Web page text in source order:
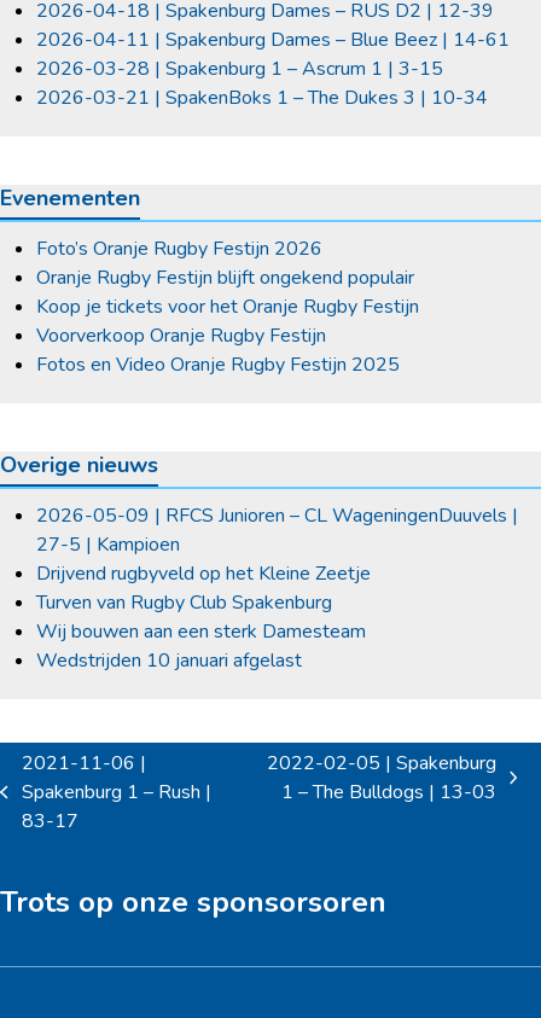
2026-04-18 | Spakenburg Dames – RUS D2 | 12-39
2026-04-11 | Spakenburg Dames – Blue Beez | 14-61
2026-03-28 | Spakenburg 1 – Ascrum 1 | 3-15
2026-03-21 | SpakenBoks 1 – The Dukes 3 | 10-34
Evenementen
Foto’s Oranje Rugby Festijn 2026
Oranje Rugby Festijn blijft ongekend populair
Koop je tickets voor het Oranje Rugby Festijn
Voorverkoop Oranje Rugby Festijn
Fotos en Video Oranje Rugby Festijn 2025
Overige nieuws
2026-05-09 | RFCS Junioren – CL WageningenDuuvels |
27-5 | Kampioen
Drijvend rugbyveld op het Kleine Zeetje
Turven van Rugby Club Spakenburg
Wij bouwen aan een sterk Damesteam
Wedstrijden 10 januari afgelast
previous
post:
2021-11-06 |
Spakenburg 1 – Rush |
83-17
next
2022-02-05 | Spakenburg
1 – The Bulldogs | 13-03
Trots op onze sponsorsoren